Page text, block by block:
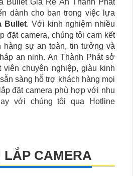
Bullet Giá Rẻ An Thành Phát
dành cho bạn trong việc lựa
Bullet. Với kinh nghiệm nhiều
đặt camera, chúng tôi cam kết
hàng sự an toàn, tin tưởng và
an ninh. An Thành Phát sở
chuyên nghiệp, giàu kinh
sàng hỗ trợ khách hàng mọi
đặt camera phù hợp với nhu
với chúng tôi qua Hotline
LẮP CAMERA